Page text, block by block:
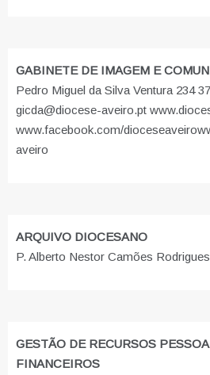
GABINETE DE IMAGEM E
Pedro Miguel da Silva Ventura 234
gicda@diocese-aveiro.pt
www.facebook.com/dioceseaveiro
aveiro
ARQUIVO DIOCESANO
P. Alberto Nestor Camões
GESTÃO DE RECURSOS
FINANCEIROS